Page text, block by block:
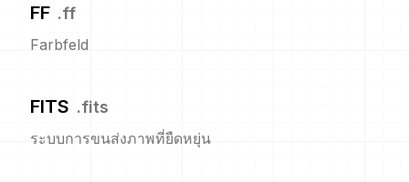
FF .ff
Farbfeld
FITS .fits
ระบบการขนส่งภาพที่ยืดหยุ่น